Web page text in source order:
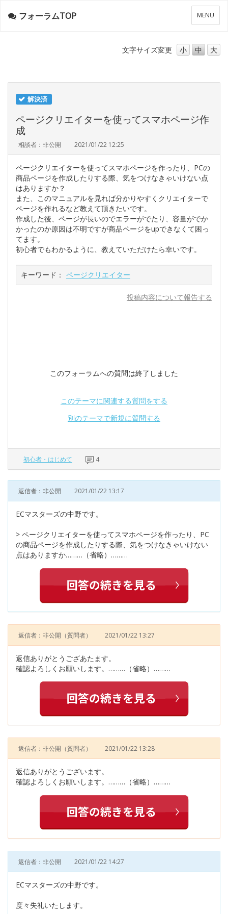
メ
ニ
ー
MENU
フォーラムTOP
文字サイズ変更 小 中 大
解決済
ページクリエイターを使ってスマホページ作
成
相談者：非公開 2021/01/22 12:25
ページクリエイターを使ってスマホページを作ったり、PCの
商品ページを作成したりする際、気をつけなきゃいけない点
はありますか？
また、このマニュアルを見れば分かりやすくクリエイターで
ページを作れるなど教えて頂きたいです。
作成した後、ページが長いのでエラーがでたり、容量がでか
かったのか原因は不明ですが商品ページをupできなくて困っ
てます。
初心者でもわかるように、教えていただけたら幸いです。
キーワード： ページクリエイター
投稿内容について報告する
このフォーラムへの質問は終了しました
このテーマに関連する質問をする
別のテーマで新規に質問する
初心者・はじめて 4
返信者：非公開 2021/01/22 13:17
ECマスターズの中野です。
> ページクリエイターを使ってスマホページを作ったり、PC
の商品ページを作成したりする際、気をつけなきゃいけない
点はありますか………（省略）………
返信者：非公開 （質問者） 2021/01/22 13:27
返信ありがとうござあたます。
確認よろしくお願いします。………（省略）………
返信者：非公開 （質問者） 2021/01/22 13:28
返信ありがとうございます。
確認よろしくお願いします。………（省略）………
返信者：非公開 2021/01/22 14:27
ECマスターズの中野です。
度々失礼いたします。